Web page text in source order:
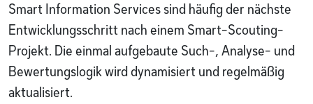
Smart Information Services sind häufig der nächste
Entwicklungsschritt nach einem Smart-Scouting-
Projekt. Die einmal aufgebaute Such-, Analyse- und
Bewertungslogik wird dynamisiert und regelmäßig
aktualisiert.